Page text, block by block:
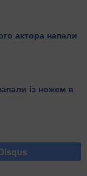
актора напали
із ножем в